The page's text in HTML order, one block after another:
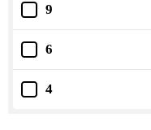
9
6
4